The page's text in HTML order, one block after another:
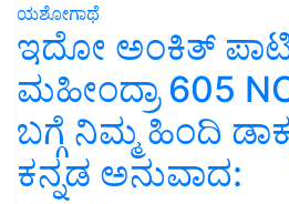
ಯಶೋಗಾಥೆ
ಇದೋ ಅಂಕಿತ್
ಮಹೀಂದ್ರಾ 605
ಬಗ್ಗೆ ನಿಮ್ಮ ಹಿಂದಿ
ಕನ್ನಡ ಅನುವಾದ: